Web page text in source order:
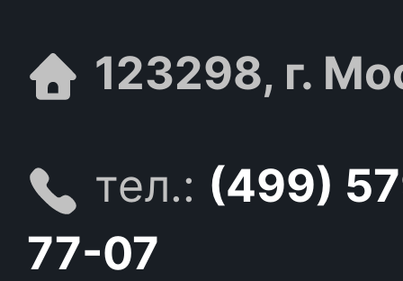
123298, г.
тел.: (499)
77-07